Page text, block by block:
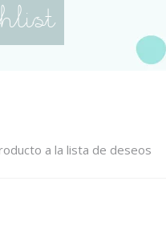
a la lista de deseos